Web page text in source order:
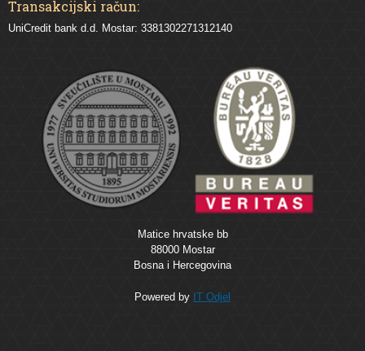
Transakcijski račun:
UniCredit bank d.d. Mostar: 3381302271312140
Matice hrvatske bb
88000 Mostar
Bosna i Hercegovina
Powered by IT Odjel